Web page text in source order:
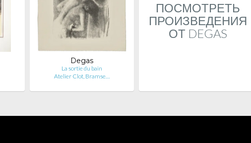
Degas
La sortie du bain
Atelier Clot, Bramse…
ПОСМОТРЕТЬ
ПРОИЗВЕДЕНИЯ
ОТ DEGAS